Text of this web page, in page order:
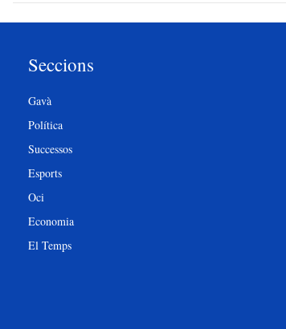
Seccions
Gavà
Política
Successos
Esports
Oci
Economia
El Temps